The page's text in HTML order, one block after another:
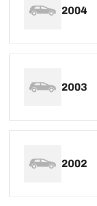
2004
2003
2002